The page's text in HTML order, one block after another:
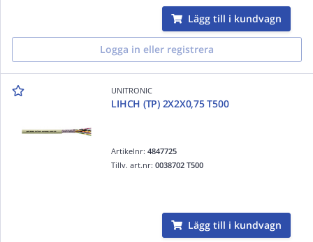
Lägg till i kundvagn
Logga in eller registrera
UNITRONIC
LIHCH (TP) 2X2X0,75 T500
Artikelnr:4847725
Tillv. art.nr:0038702 T500
Lägg till i kundvagn